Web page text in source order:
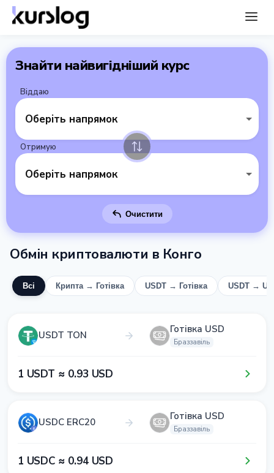
Знайти найвигідніший курс
Віддаю
Оберіть напрямок
Отримую
Оберіть напрямок
Очистити
Обмін криптовалюти в Конго
Всі Крипта → Готівка USDT → Готівка USDT →
USDT TON Готівка USD
Браззавіль
1​ USDT ≈ 0​.9​3​ USD
USDC ERC20 Готівка USD
Браззавіль
1​ USDC ≈ 0​.9​4​ USD